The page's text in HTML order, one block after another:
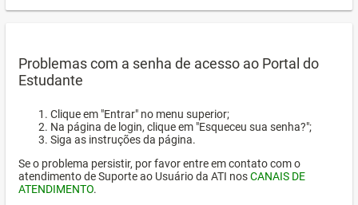
Problemas com a senha de acesso ao Portal do
Estudante
Clique em "Entrar" no menu superior;
Na página de login, clique em "Esqueceu sua senha?";
Siga as instruções da página.
Se o problema persistir, por favor entre em contato com o
atendimento de Suporte ao Usuário da ATI nosCANAIS DE
ATENDIMENTO.